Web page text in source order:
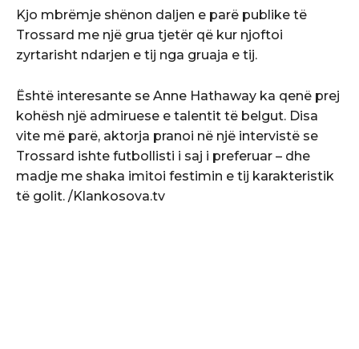
Kjo mbrëmje shënon daljen e parë publike të
Trossard me një grua tjetër që kur njoftoi
zyrtarisht ndarjen e tij nga gruaja e tij.
Është interesante se Anne Hathaway ka qenë prej
kohësh një admiruese e talentit të belgut. Disa
vite më parë, aktorja pranoi në një intervistë se
Trossard ishte futbollisti i saj i preferuar – dhe
madje me shaka imitoi festimin e tij karakteristik
të golit. /Klankosova.tv